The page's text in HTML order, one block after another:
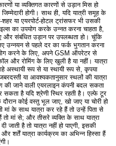
या व्यक्तिगत कारणों से उड़ान मिस हो
होगी। साथ ही, यदि यात्री समूह के
या एयरपोर्ट-होटल ट्रांसफर भी उसकी
का उपयोग करके उन्नत करना चाहता है,
और संबंधित उड़ान पर उपलब्धता हो। चूंकि
उन्नयन से पहले दर का फर्क भुगतान करना
करने के लिए, अपने GSM ऑपरेटर से
और रोमिंग के लिए खुली है या नहीं। यात्रा
अस्थायी रूप से या स्थायी रूप से, कृपया
या आवश्यकतानुसार स्थलों की यात्रा
की जाने वाली एयरलाइन कंपनी बदल सकता
सकता है यदि श्रेणी स्थिर रहती है। एल्फे टूर
दौरान कोई वस्तु भूल जाए, खो जाए या चोरी हो
के साथ यात्रा कर रहे हैं तो उन्हें पिता से
तो मां से; और तीसरे व्यक्ति के साथ यात्रा
जाती है तो यात्रा नहीं हो पाएगी, इसकी
शर्तें यात्रा कार्यक्रम का अभिन्न हिस्सा हैं